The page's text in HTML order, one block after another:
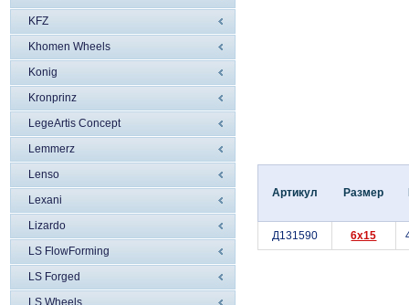
KFZ
Khomen Wheels
Konig
Kronprinz
LegeArtis Concept
Lemmerz
Lenso
Lexani
Lizardo
LS FlowForming
LS Forged
LS Wheels
Артикул Размер
Д131590 6x15